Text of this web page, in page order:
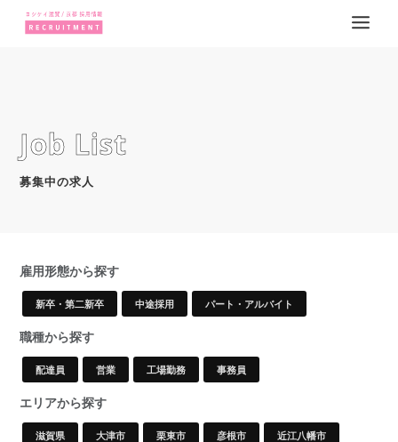
Job List
募集中の求人
雇用形態から探す
新卒・第二新卒 中途採用 パート・アルバイト
職種から探す
配達員 営業 工場勤務 事務員
エリアから探す
滋賀県 大津市 栗東市 彦根市 近江八幡市